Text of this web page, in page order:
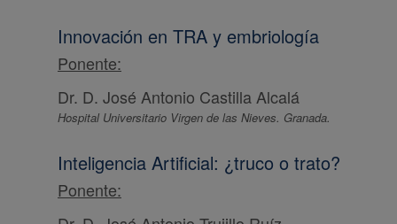
Innovación en TRA y embriología
Ponente:
Dr. D. José Antonio Castilla Alcalá
Hospital Universitario Virgen de las Nieves. Granada.
Inteligencia Artificial: ¿truco o trato?
Ponente: